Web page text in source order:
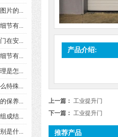
片的...
节有...
在安...
节有...
是怎...
特殊...
保养...
成结...
是什...
产品介绍:
上一篇： 工业提升门
下一篇： 工业提升门
推荐产品